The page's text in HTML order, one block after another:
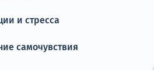
133к1
и стресса
самочувствия